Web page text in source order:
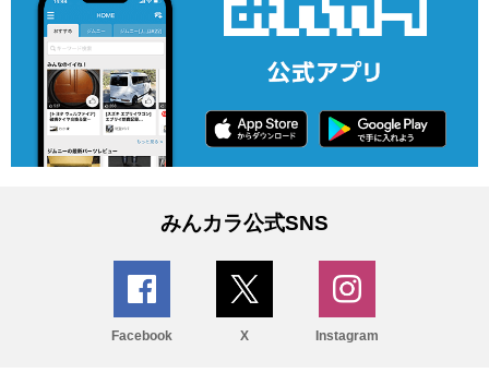
みんカラ公式SNS
Facebook X Instagram